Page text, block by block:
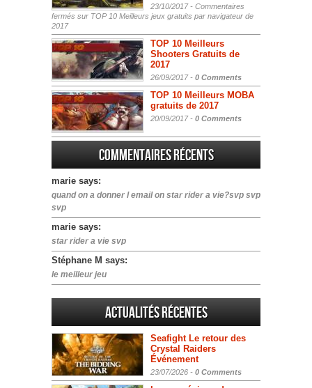
23/10/2017 - Commentaires
fermés sur TOP 10 Meilleurs jeux gratuits par navigateur de
2017
TOP 10 Meilleurs
Shooters Gratuits de
2017
26/09/2017 - 0 Comments
TOP 10 Meilleurs MOBA
gratuits de 2017
20/09/2017 - 0 Comments
Commentaires récents
marie says:
quand on a donner l email on star rider a vie?svp svp
svp
marie says:
star rider a vie svp
Stéphane M says:
le meilleur jeu
Actualités Récentes
Seafight Le retour des
Crystal Raiders
Événement
23/07/2026 - 0 Comments